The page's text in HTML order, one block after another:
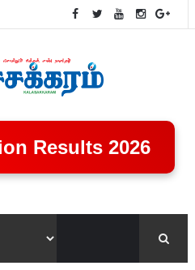
Results 2026